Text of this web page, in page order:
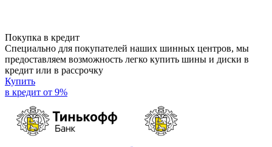
Покупка в кредит
Специально для покупателей наших шинных центров, мы
предоставляем возможность легко купить шины и диски в
кредит или в рассрочку
Купить
в кредит от 9%